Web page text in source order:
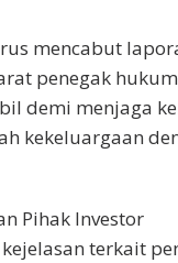
mencabut
penegak
demi menjaga
kekeluargaan
Pihak Investor
terkait